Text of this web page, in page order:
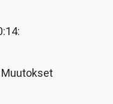
Muutokset